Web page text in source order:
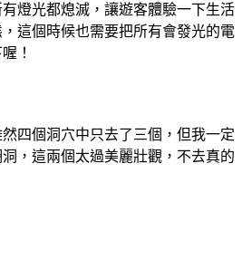
燈光都熄滅，讓遊客體驗一下生活
這個時候也需要把所有會發光的電
！
四個洞穴中只去了三個，但我一定
，這兩個太過美麗壯觀，不去真的